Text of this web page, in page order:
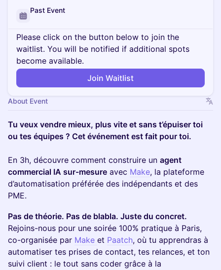
Past Event
Please click on the button below to join the
waitlist. You will be notified if additional spots
become available.
Join Waitlist
About Event
Tu veux vendre mieux, plus vite et sans t’épuiser toi
ou tes équipes ? Cet événement est fait pour toi.
En 3h, découvre comment construire un agent
commercial IA sur-mesure avec Make, la plateforme
d’automatisation préférée des indépendants et des
PME.
Pas de théorie. Pas de blabla. Juste du concret.
Rejoins-nous pour une soirée 100% pratique à Paris,
co-organisée par Make et Paatch, où tu apprendras à
automatiser tes prises de contact, tes relances, et ton
suivi client : le tout sans coder grâce à la